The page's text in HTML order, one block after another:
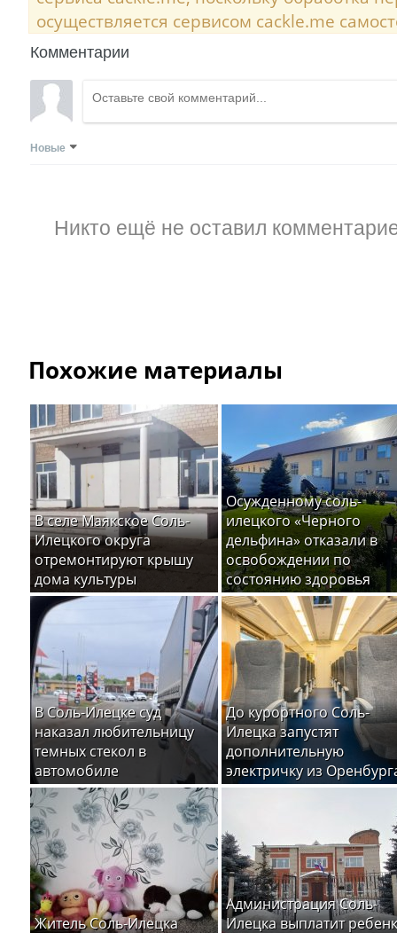
осуществляется сервисом cackle.me
Комментарии
Новые
Никто ещё не оставил
Похожие материалы
В селе Маякское Соль-
Илецкого округа
отремонтируют крышу
дома культуры
Осужденному соль-
илецкого «Черного
дельфина» отказали в
освобождении по
состоянию здоровья
В Соль-Илецке суд
наказал любительницу
темных стекол в
автомобиле
До курортного Соль-
Илецка запустят
дополнительную
электричку из
Житель Соль-Илецка
Администрация Соль-
Илецка выплатит